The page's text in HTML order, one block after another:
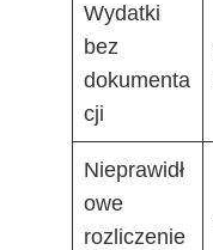
Wydatki
bez
dokumenta
cji
Nieprawidł
owe
rozliczenie